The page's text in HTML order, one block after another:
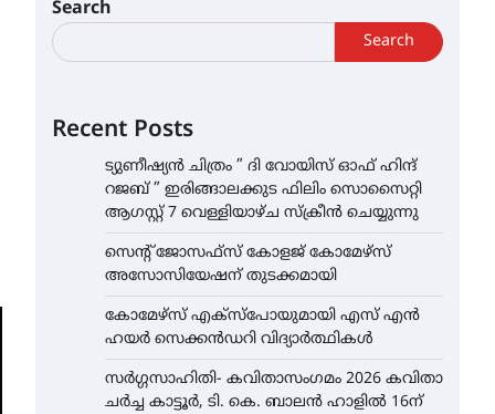
Search
Search
Recent Posts
ട്യുണീഷ്യൻ ചിത്രം ” ദി വോയിസ് ഓഫ് ഹിന്ദ്
റജബ് ” ഇരിങ്ങാലക്കുട ഫിലിം സൊസൈറ്റി
ആഗസ്റ്റ് 7 വെള്ളിയാഴ്ച സ്‌ക്രീൻ ചെയ്യുന്നു
സെന്റ് ജോസഫ്സ് കോളജ് കോമേഴ്‌സ്
അസോസിയേഷന് തുടക്കമായി
കോമേഴ്സ് എക്സ്പോയുമായി എസ് എൻ
ഹയർ സെക്കൻഡറി വിദ്യാർത്ഥികൾ
സർഗ്ഗസാഹിതി- കവിതാസംഗമം 2026 കവിതാ
ചർച്ച കാട്ടൂർ, ടി. കെ. ബാലൻ ഹാളിൽ 16ന്